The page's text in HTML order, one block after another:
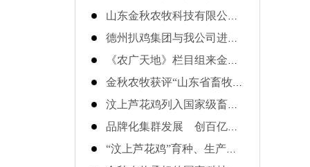
山东金秋农牧科技有限公司通过省原种场换证评审验收
德州扒鸡集团与我公司进行战略合作
《农广天地》栏目组来金秋农牧拍摄节目
金秋农牧获评“山东省畜牧旅游示范区”
汶上芦花鸡列入国家级畜禽遗传资源保护名录
品牌化集群发展 创百亿富民产业
“汶上芦花鸡”育种、生产与发展研讨会于2月23日在中国农业大学召开